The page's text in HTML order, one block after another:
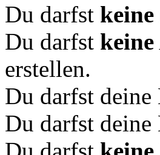
Du darfst keine
Du darfst keine
erstellen.
Du darfst
Du darfst